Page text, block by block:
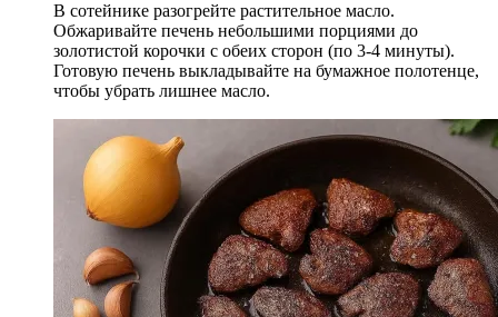
В сотейнике разогрейте растительное масло.
Обжаривайте печень небольшими порциями до
золотистой корочки с обеих сторон (по 3-4 минуты).
Готовую печень выкладывайте на бумажное полотенце,
чтобы убрать лишнее масло.